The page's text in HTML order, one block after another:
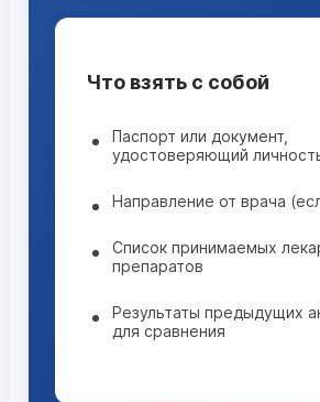
Что взять с собой
Паспорт или документ,
удостоверяющий
Направление от врача
Список принимаемых
препаратов
Результаты предыдущих
для сравнения